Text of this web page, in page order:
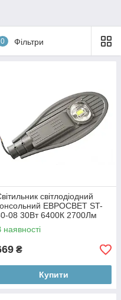
0 Фільтри
світлодіодний
ЕВРОСВЕТ ST-
08 30Вт 6400К 2700Лм
(000053645)
наявності
₴
Купити